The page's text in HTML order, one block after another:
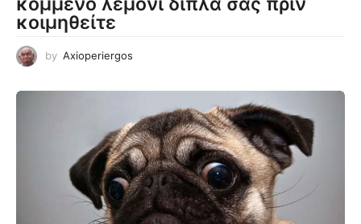
κοιμηθείτε
by Axioperiergos